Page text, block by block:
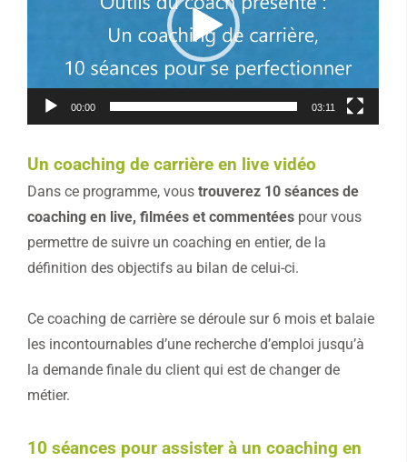
00:00 03:11
Un coaching de carrière en live vidéo
Dans ce programme, vous trouverez 10 séances de
coaching en live, filmées et commentées pour vous
permettre de suivre un coaching en entier, de la
définition des objectifs au bilan de celui-ci.
Ce coaching de carrière se déroule sur 6 mois et balaie
les incontournables d’une recherche d’emploi jusqu’à
la demande finale du client qui est de changer de
métier.
10 séances pour assister à un coaching en